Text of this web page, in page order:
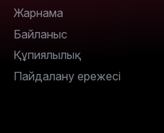
Жарнама
Байланыс
Құпиялылық
Пайдалану ережесі